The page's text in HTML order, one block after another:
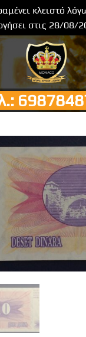
κλειστό
στις 28/08/